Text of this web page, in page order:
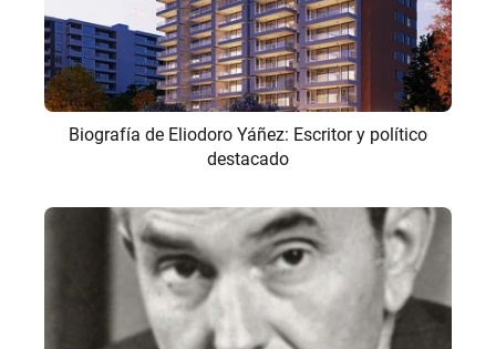
Biografía de Eliodoro Yáñez: Escritor y político
destacado